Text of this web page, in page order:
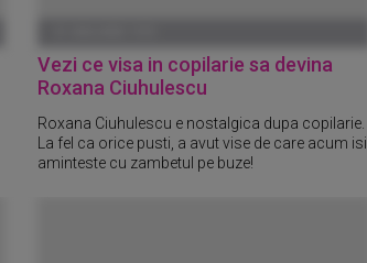
Vezi ce visa in copilarie sa devina
Roxana Ciuhulescu
Roxana Ciuhulescu e nostalgica dupa copilarie.
La fel ca orice pusti, a avut vise de care acum isi
aminteste cu zambetul pe buze!